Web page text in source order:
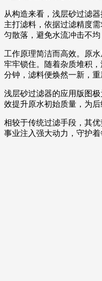
从构造来看，浅层砂过滤
主打滤料，依据过滤精度
匀散落，避免水流冲击不
工作原理简洁而高效。原
牢牢锁住。随着杂质堆积
分钟，滤料便焕然一新，重
浅层砂过滤器的应用版图
效提升原水初始质量，为
相较于传统过滤手段，其
事业注入强大动力，守护着